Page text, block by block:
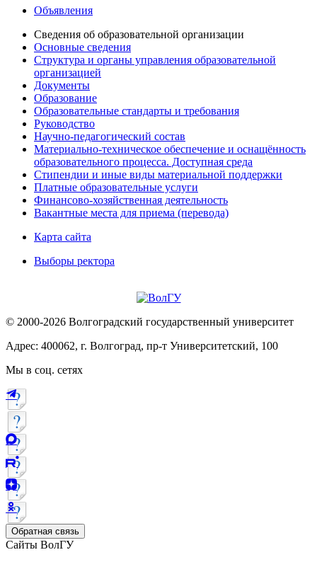
Объявления
Сведения об образовательной организации
Основные сведения
Структура и органы управления образовательной
организацией
Документы
Образование
Образовательные стандарты и требования
Руководство
Научно-педагогический состав
Материально-техническое обеспечение и оснащённость
образовательного процесса. Доступная среда
Стипендии и иные виды материальной поддержки
Платные образовательные услуги
Финансово-хозяйственная деятельность
Вакантные места для приема (перевода)
Карта сайта
Выборы ректора
© 2000-2026 Волгоградский государственный университет
Адрес: 400062, г. Волгоград, пр-т Университетский, 100
Мы в соц. сетях
Обратная связь
Сайты ВолГУ